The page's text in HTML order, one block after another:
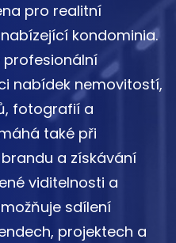
pro realitní
kondominia.
nabídek nemovitostí,
fotografií a
také při
a získávání
viditelnosti a
sdílení
projektech a